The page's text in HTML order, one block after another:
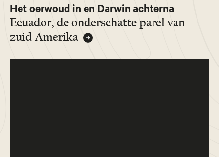
Het oerwoud in en Darwin achterna
Ecuador, de onderschatte parel van
zuid Amerika